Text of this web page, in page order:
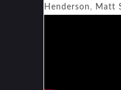
Henderson , Matt